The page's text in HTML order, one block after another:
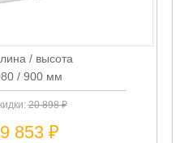
/ высота
/ 900 мм
20 898 ₽
853 ₽